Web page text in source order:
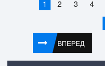
1 2 3 4
ВПЕРЕД